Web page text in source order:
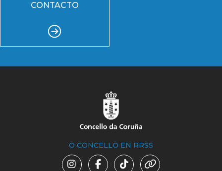
CONTACTO
O CONCELLO EN RRSS